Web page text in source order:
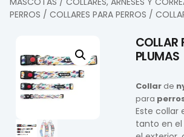
PERROS / COLLARES PARA PERROS /
COLLAR
PLUMAS
Collar de
para
Este collar
tanto en